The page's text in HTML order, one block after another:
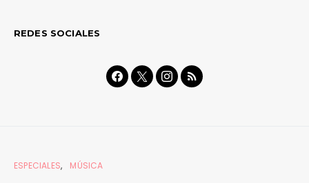
REDES SOCIALES
ESPECIALES MÚSICA